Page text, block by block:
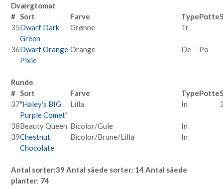
Dværgtomat
# Sort Farve TypePotte
35Dwarf Dark
Green
Grønne Tr
36Dwarf Orange
Pixie
Orange De Po
Runde
# Sort Farve TypePotte
37"Haley's BIG
Purple Comet"
Lilla In
38Beauty Queen Bicolor/Gule
In
39Chestnut
Chocolate
Bicolor/Brune/Lilla In
Antal sorter:39 Antal såede sorter: 14 Antal såede
planter: 74